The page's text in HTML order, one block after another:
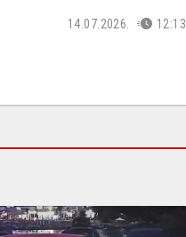
14.07.2026. 12:13